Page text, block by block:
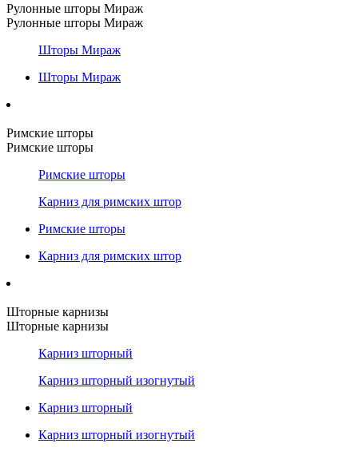
Рулонные шторы Мираж
Рулонные шторы Мираж
Шторы Мираж
Шторы Мираж
Римские шторы
Римские шторы
Римские шторы
Карниз для римских штор
Римские шторы
Карниз для римских штор
Шторные карнизы
Шторные карнизы
Карниз шторный
Карниз шторный изогнутый
Карниз шторный
Карниз шторный изогнутый